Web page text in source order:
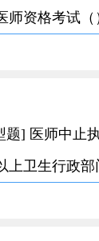
资格考试（
题] 医师中止
上卫生行政